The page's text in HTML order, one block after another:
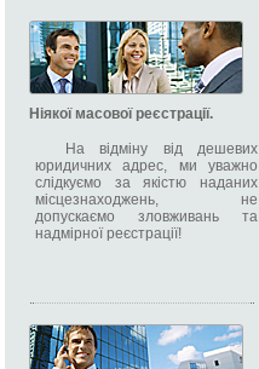
Ніякої масової реєстрації.
На відміну від дешевих
юридичних адрес, ми уважно
слідкуємо за якістю наданих
місцезнаходжень, не
допускаємо зловживань та
надмірної реєстрації!